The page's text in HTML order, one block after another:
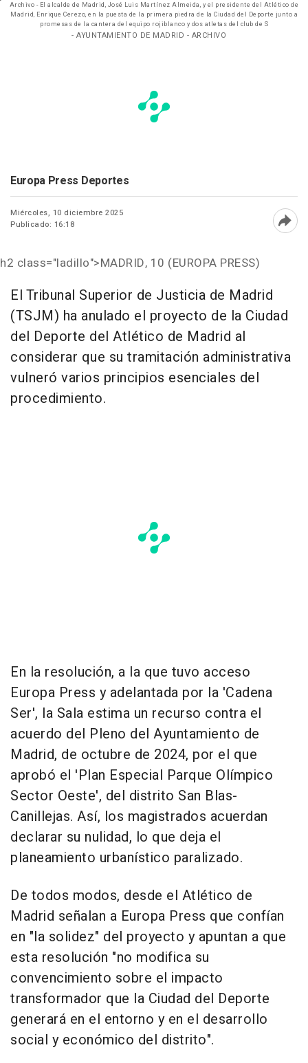
Archivo - El alcalde de Madrid, José Luis Martínez Almeida, y el presidente del Atlético de
Madrid, Enrique Cerezo, en la puesta de la primera piedra de la Ciudad del Deporte junto a
promesas de la cantera del equipo rojiblanco y dos atletas del club de S
- AYUNTAMIENTO DE MADRID - ARCHIVO
Europa Press Deportes
Miércoles, 10 diciembre 2025
Publicado: 16:18
h2 class="ladillo">MADRID, 10 (EUROPA PRESS)
El Tribunal Superior de Justicia de Madrid
(TSJM) ha anulado el proyecto de la Ciudad
del Deporte del Atlético de Madrid al
considerar que su tramitación administrativa
vulneró varios principios esenciales del
procedimiento.
En la resolución, a la que tuvo acceso
Europa Press y adelantada por la 'Cadena
Ser', la Sala estima un recurso contra el
acuerdo del Pleno del Ayuntamiento de
Madrid, de octubre de 2024, por el que
aprobó el 'Plan Especial Parque Olímpico
Sector Oeste', del distrito San Blas-
Canillejas. Así, los magistrados acuerdan
declarar su nulidad, lo que deja el
planeamiento urbanístico paralizado.
De todos modos, desde el Atlético de
Madrid señalan a Europa Press que confían
en "la solidez" del proyecto y apuntan a que
esta resolución "no modifica su
convencimiento sobre el impacto
transformador que la Ciudad del Deporte
generará en el entorno y en el desarrollo
social y económico del distrito".